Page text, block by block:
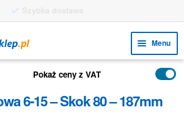
Menu
menu
menu
Pokaż ceny z VAT
6-15 – Skok 80 – 187mm